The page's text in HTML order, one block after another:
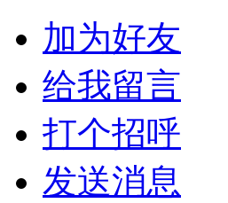
加为好友
给我留言
打个招呼
发送消息